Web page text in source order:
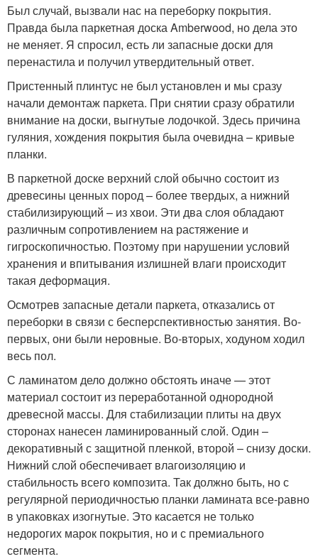
Был случай, вызвали нас на переборку покрытия.
Правда была паркетная доска Amberwood, но дела это
не меняет. Я спросил, есть ли запасные доски для
перенастила и получил утвердительный ответ.
Пристенный плинтус не был установлен и мы сразу
начали демонтаж паркета. При снятии сразу обратили
внимание на доски, выгнутые лодочкой. Здесь причина
гуляния, хождения покрытия была очевидна – кривые
планки.
В паркетной доске верхний слой обычно состоит из
древесины ценных пород – более твердых, а нижний
стабилизирующий – из хвои. Эти два слоя обладают
различным сопротивлением на растяжение и
гигроскопичностью. Поэтому при нарушении условий
хранения и впитывания излишней влаги происходит
такая деформация.
Осмотрев запасные детали паркета, отказались от
переборки в связи с бесперспективностью занятия. Во-
первых, они были неровные. Во-вторых, ходуном ходил
весь пол.
С ламинатом дело должно обстоять иначе — этот
материал состоит из переработанной однородной
древесной массы. Для стабилизации плиты на двух
сторонах нанесен ламинированный слой. Один –
декоративный с защитной пленкой, второй – снизу доски.
Нижний слой обеспечивает влагоизоляцию и
стабильность всего композита. Так должно быть, но с
регулярной периодичностью планки ламината все-равно
в упаковках изогнутые. Это касается не только
недорогих марок покрытия, но и с премиального
сегмента.